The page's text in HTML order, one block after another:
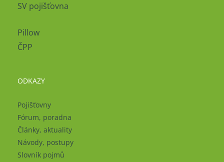
SV pojišťovna
Pillow
ČPP
ODKAZY
Pojišťovny
Fórum, poradna
Články, aktuality
Návody, postupy
Slovník pojmů